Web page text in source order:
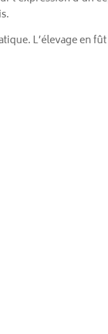
L’élevage en